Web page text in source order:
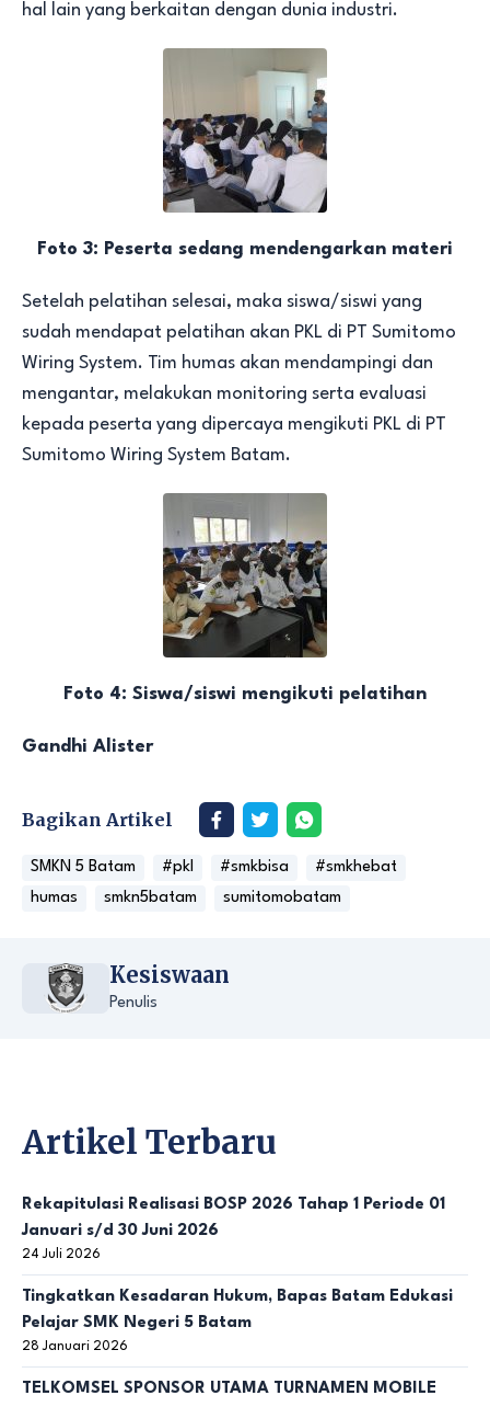
hal lain yang berkaitan dengan dunia industri.
Foto 3: Peserta sedang mendengarkan materi
Setelah pelatihan selesai, maka siswa/siswi yang
sudah mendapat pelatihan akan PKL di PT Sumitomo
Wiring System. Tim humas akan mendampingi dan
mengantar, melakukan monitoring serta evaluasi
kepada peserta yang dipercaya mengikuti PKL di PT
Sumitomo Wiring System Batam.
Foto 4: Siswa/siswi mengikuti pelatihan
Gandhi Alister
Bagikan Artikel
SMKN 5 Batam #pkl #smkbisa
#smkhebat
humas
smkn5batam sumitomobatam
Kesiswaan
Penulis
Artikel Terbaru
Rekapitulasi Realisasi BOSP 2026 Tahap 1 Periode 01
Januari s/d 30 Juni 2026
24 Juli 2026
Tingkatkan Kesadaran Hukum, Bapas Batam Edukasi
Pelajar SMK Negeri 5 Batam
28 Januari 2026
TELKOMSEL SPONSOR UTAMA TURNAMEN MOBILE